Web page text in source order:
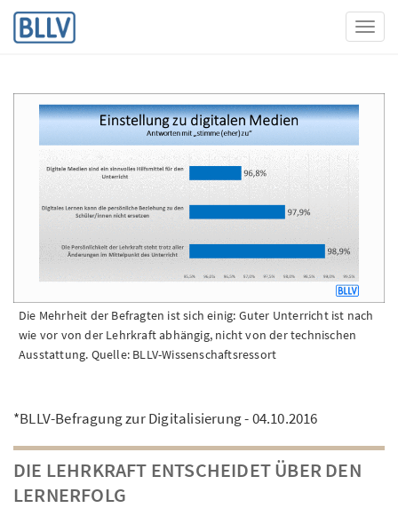
Die Mehrheit der Befragten ist sich einig: Guter Unterricht ist nach
wie vor von der Lehrkraft abhängig, nicht von der technischen
Ausstattung. Quelle: BLLV-Wissenschaftsressort
*BLLV-Befragung zur Digitalisierung - 04.10.2016
DIE LEHRKRAFT ENTSCHEIDET ÜBER DEN
LERNERFOLG